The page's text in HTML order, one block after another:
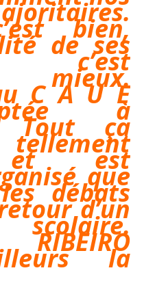
bien,
de ses
c’est
C A U E
à
Tout ça
et est
que
débats
d’un
la